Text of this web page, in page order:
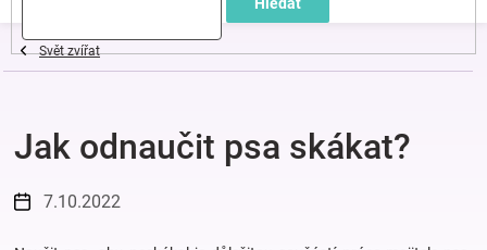
a
oblečení
Pokojíček
Svět zvířat
Jak odnaučit psa skákat?
7.10.2022